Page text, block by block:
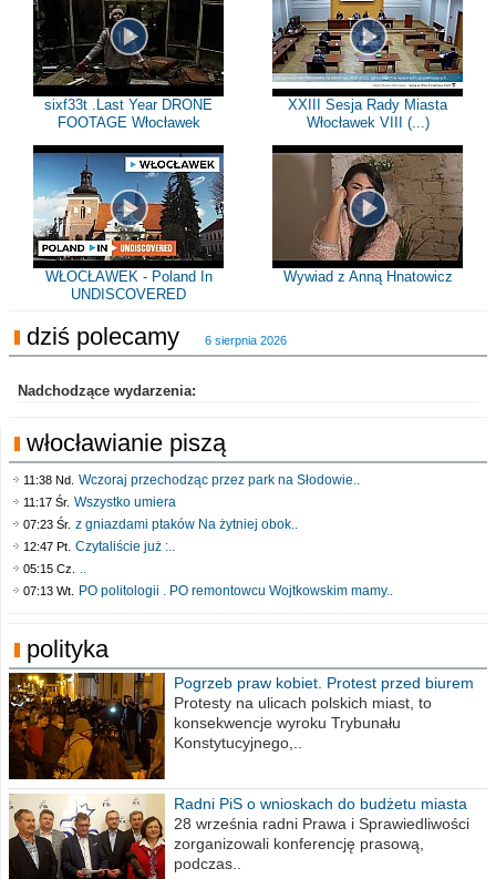
sixf33t .Last Year DRONE
FOOTAGE Włocławek
XXIII Sesja Rady Miasta
Włocławek VIII (...)
WŁOCŁAWEK - Poland In
UNDISCOVERED
Wywiad z Anną Hnatowicz
dziś polecamy 6 sierpnia 2026
Nadchodzące wydarzenia:
włocławianie piszą
11:38 Nd. Wczoraj przechodząc przez park na Słodowie..
11:17 Śr. Wszystko umiera
07:23 Śr. z gniazdami ptaków Na żytniej obok..
12:47 Pt. Czytaliście już :..
05:15 Cz. ..
07:13 Wt. PO politologii . PO remontowcu Wojtkowskim mamy..
polityka
Pogrzeb praw kobiet. Protest przed biurem
poselskim PiS
Protesty na ulicach polskich miast, to
konsekwencje wyroku Trybunału
Konstytucyjnego,..
Radni PiS o wnioskach do budżetu miasta
na 2021 rok
28 września radni Prawa i Sprawiedliwości
zorganizowali konferencję prasową,
podczas..